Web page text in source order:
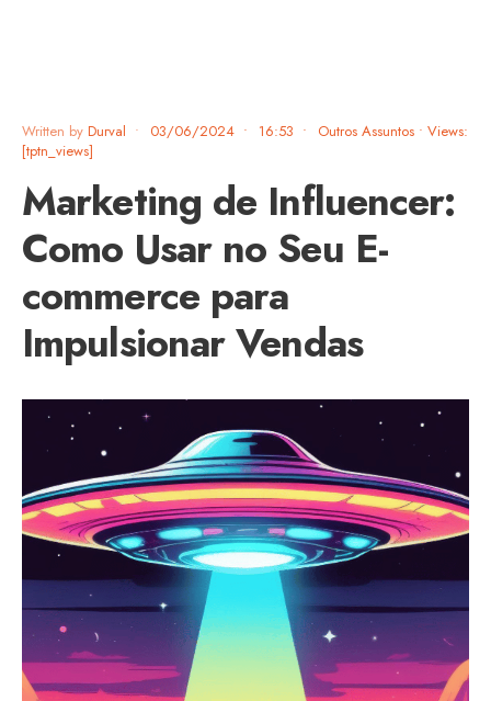
Written by Durval • 03/06/2024 • 16:53 • Outros Assuntos • Views:
[tptn_views]
Marketing de Influencer:
Como Usar no Seu E-
commerce para
Impulsionar Vendas